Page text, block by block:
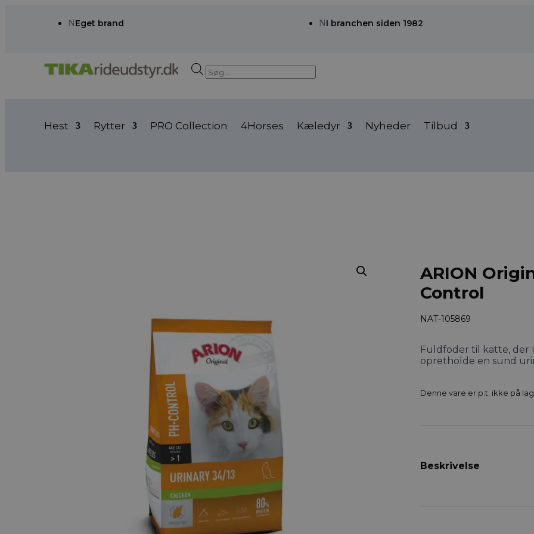
NEget brand NI branchen siden 1982
Products
search
Hest Rytter PRO Collection 4Horses Kæledyr Nyheder Tilbud
ARION
Control
NAT-105869
Fuldfoder til katte,
opretholde en sund
Denne vare er p.t. ikke på
Beskrivelse